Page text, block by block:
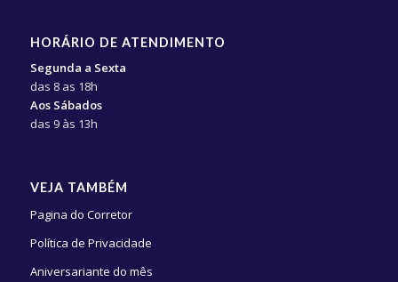
HORÁRIO DE ATENDIMENTO
Segunda a Sexta
das 8 as 18h
Aos Sábados
das 9 às 13h
VEJA TAMBÉM
Pagina do Corretor
Política de Privacidade
Aniversariante do mês